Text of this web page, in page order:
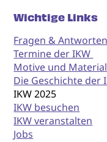
Wichtige Links
Fragen & Antworten
Termine der IKW
Motive und
Die Geschichte der
IKW 2025
IKW besuchen
IKW veranstalten
Jobs